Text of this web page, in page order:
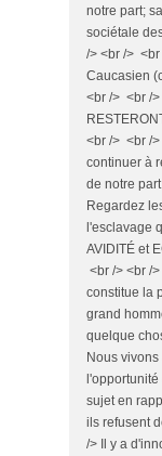
notre part;
sociétale
/> <br /> <br
Caucasien
<br /> <br />
<br /> <br /
continuer à
de notre
Regardez
l'esclavage
AVIDITÉ et
<br /> <br /
constitue la
grand
quelque
Nous
sujet en
ils refusent
/> Il y a